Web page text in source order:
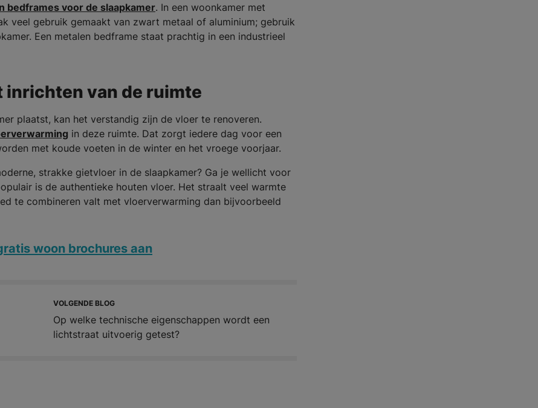
bedframes voor de slaapkamer. In een woonkamer met
veel gebruik gemaakt van zwart metaal of aluminium; gebruik
Een metalen bedframe staat prachtig in een industrieel
inrichten van de ruimte
plaatst, kan het verstandig zijn de vloer te renoveren.
in deze ruimte. Dat zorgt iedere dag voor een
met koude voeten in de winter en het vroege voorjaar.
strakke gietvloer in de slaapkamer? Ga je wellicht voor
is de authentieke houten vloer. Het straalt veel warmte
te combineren valt met vloerverwarming dan bijvoorbeeld
woon brochures aan
VOLGENDE BLOG
Op welke technische eigenschappen wordt een
lichtstraat uitvoerig getest?